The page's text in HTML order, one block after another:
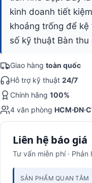
kinh doanh tiết
khoảng trống để
số kỹ thuật Bàn
Giao hàng toàn quốc
Hỗ trợ kỹ thuật 24/7
Chính hãng 100%
4 văn phòng
Liên hệ báo giá
Tư vấn miễn phí ·
SẢN PHẨM QUAN TÂM